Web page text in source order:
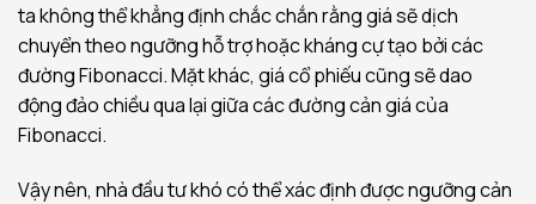
ta không thể khẳng định chắc chắn rằng giá sẽ dịch
chuyển theo ngưỡng hỗ trợ hoặc kháng cự tạo bởi các
đường Fibonacci. Mặt khác, giá cổ phiếu cũng sẽ dao
động đảo chiều qua lại giữa các đường cản giá của
Fibonacci.
Vậy nên, nhà đầu tư khó có thể xác định được ngưỡng cản